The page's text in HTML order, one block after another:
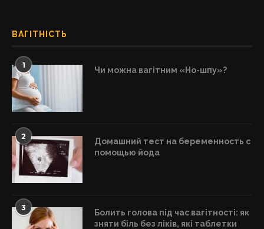
ВАГІТНІСТЬ
1 Чи можна вагітним «Но-шпу»?
2
Домашний тест на беременность с
помощью йода
3
Болить голова під час вагітності: як
зняти біль без ліків, які таблетки